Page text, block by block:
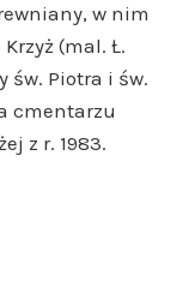
w nim
(mal. Ł.
św. Piotra i św.
cmentarzu
z r. 1983.